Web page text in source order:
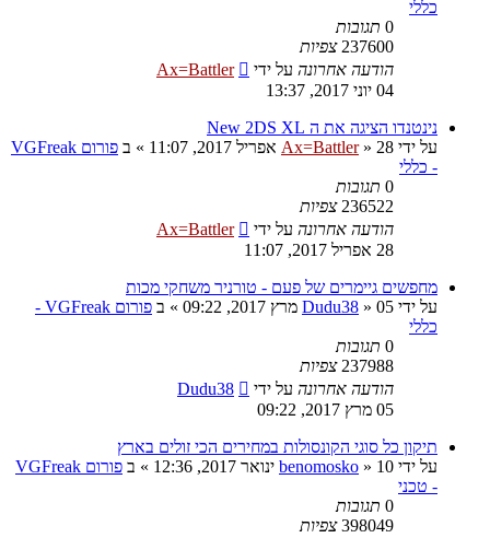
כללי
0 תגובות
237600 צפיות
הודעה אחרונה על ידי
Ax=Battler
04 יוני 2017, 13:37
נינטנדו הציגה את ה New 2DS XL
על ידי
Ax=Battler» 28 אפריל 2017, 11:07 » ב
פורום VGFreak
- כללי
0 תגובות
236522 צפיות
הודעה אחרונה על ידי
Ax=Battler
28 אפריל 2017, 11:07
מחפשים גיימרים של פעם - טורניר משחקי מכות
על ידי
Dudu38 » 05 מרץ 2017, 09:22 » ב
פורום VGFreak -
כללי
0 תגובות
237988 צפיות
הודעה אחרונה על ידי
Dudu38
05 מרץ 2017, 09:22
תיקון כל סוגי הקונסולות במחירים הכי זולים בארץ
על ידי
benomosko » 10 ינואר 2017, 12:36 » ב
פורום VGFreak
- טכני
0 תגובות
398049 צפיות